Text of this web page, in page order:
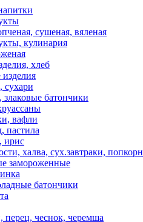
сушеная, вяленая
кулинария
хлеб
сухари
батончики
вафли
пастила
ирис
халва, сух.завтраки, попкорн
замороженные
батончики
чеснок, черемша